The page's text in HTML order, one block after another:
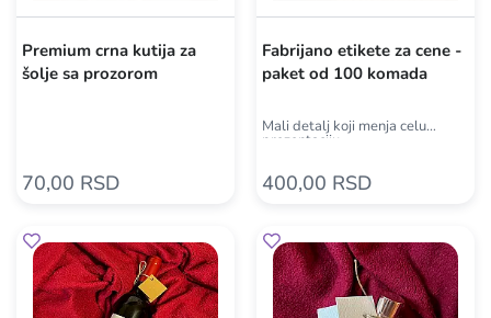
Premium crna kutija za
šolje sa prozorom
70,00 RSD
Fabrijano etikete za cene -
paket od 100 komada
Mali detalj koji menja celu
prezentaciju
400,00 RSD